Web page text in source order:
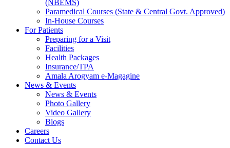
(NBEMS)
Paramedical Courses (State & Central Govt. Approved)
In-House Courses
For Patients
Preparing for a Visit
Facilities
Health Packages
Insurance/TPA
Amala Arogyam e-Magagine
News & Events
News & Events
Photo Gallery
Video Gallery
Blogs
Careers
Contact Us